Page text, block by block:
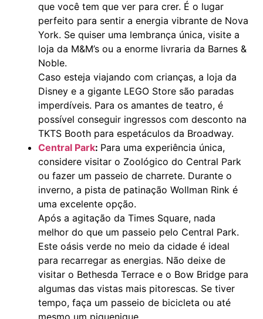
que você tem que ver para crer. É o lugar
perfeito para sentir a energia vibrante de Nova
York. Se quiser uma lembrança única, visite a
loja da M&M’s ou a enorme livraria da Barnes &
Noble.
Caso esteja viajando com crianças, a loja da
Disney e a gigante LEGO Store são paradas
imperdíveis. Para os amantes de teatro, é
possível conseguir ingressos com desconto na
TKTS Booth para espetáculos da Broadway.
Central Park: Para uma experiência única,
considere visitar o Zoológico do Central Park
ou fazer um passeio de charrete. Durante o
inverno, a pista de patinação Wollman Rink é
uma excelente opção.
Após a agitação da Times Square, nada
melhor do que um passeio pelo Central Park.
Este oásis verde no meio da cidade é ideal
para recarregar as energias. Não deixe de
visitar o Bethesda Terrace e o Bow Bridge para
algumas das vistas mais pitorescas. Se tiver
tempo, faça um passeio de bicicleta ou até